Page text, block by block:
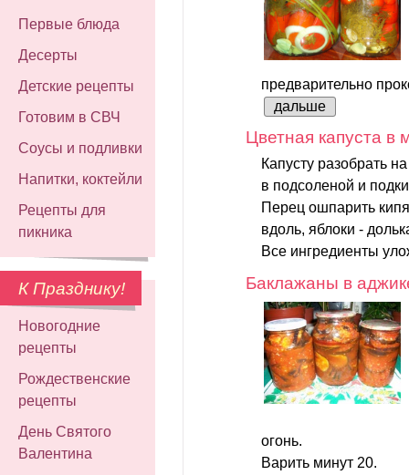
Первые блюда
Десерты
Детские рецепты
Готовим в СВЧ
Соусы и подливки
Напитки, коктейли
Рецепты для
пикника
К Празднику!
Новогодние
рецепты
Рождественские
рецепты
День Святого
Валентина
предварительно
дальше
Цветная капуста в
Капусту разобрать
в подсоленой и
Перец ошпарить
вдоль, яблоки -
Все ингредиенты
Баклажаны в
огонь.
Варить минут 20.